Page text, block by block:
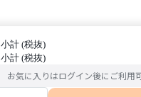
小計 (税抜)
小計 (税抜)
お気に入りはログイン後にご利用